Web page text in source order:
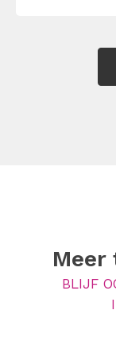
Meer
BLIJF